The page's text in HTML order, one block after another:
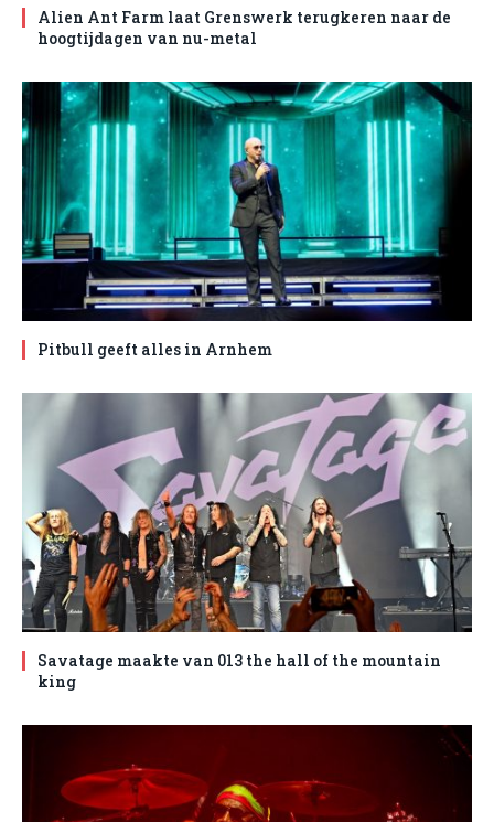
Alien Ant Farm laat Grenswerk terugkeren naar de
hoogtijdagen van nu-metal
Pitbull geeft alles in Arnhem
Savatage maakte van 013 the hall of the mountain
king